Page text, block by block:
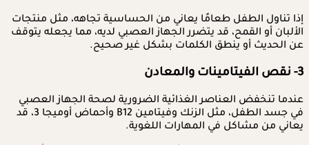
إذا تناول الطفل طعامًا يعاني من الحساسية تجاهه، مثل منتجات
الألبان أو القمح، قد يتضرر الجهاز العصبي لديه، مما يجعله يتوقف
عن الحديث أو ينطق الكلمات بشكل غير صحيح.
3- نقص الفيتامينات والمعادن
عندما تنخفض العناصر الغذائية الضرورية لصحة الجهاز العصبي
في جسد الطفل، مثل الزنك وفيتامين B12 وأحماض أوميجا 3، قد
يعاني من مشاكل في المهارات اللغوية.